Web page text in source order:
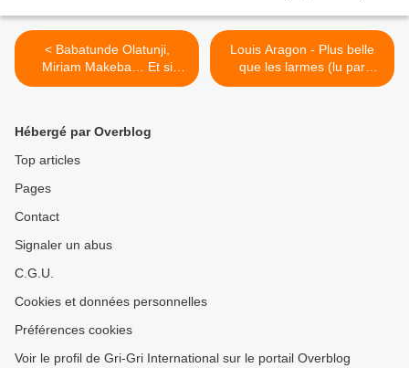
< Babatunde Olatunji,
Miriam Makeba… Et si
Gainsbourg n'était qu'un
Louis Aragon - Plus belle
que les larmes (lu par
Grégory Protche) >
Hébergé par Overblog
Top articles
Pages
Contact
Signaler un abus
C.G.U.
Cookies et données personnelles
Préférences cookies
Voir le profil de Gri-Gri International sur le portail Overblog